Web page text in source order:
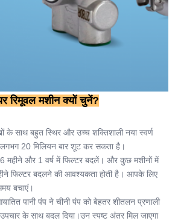
रिमूवल मशीन क्यों चुनें?
के साथ बहुत स्थिर और उच्च शक्तिशाली नया स्वर्ण
20 मिलियन बार शूट कर सकता है।
महीने और 1 वर्ष में फिल्टर बदलें। और कुछ मशीनों में
फिल्टर बदलने की आवश्यकता होती है। आपके लिए
बचाएं।
पानी पंप ने चीनी पंप को बेहतर शीतलन प्रणाली
के साथ बदल दिया।उन स्पष्ट अंतर मिल जाएगा